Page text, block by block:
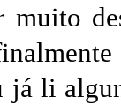
já li